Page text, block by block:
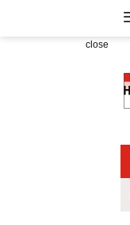
close